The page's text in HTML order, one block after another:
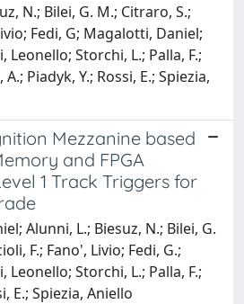
N.; Bilei, G. M.; Citraro, S.;
Fedi, G; Magalotti, Daniel;
Leonello; Storchi, L.; Palla, F.;
Piadyk, Y.; Rossi, E.; Spiezia,
Mezzanine based
and FPGA
1 Track Triggers for
Alunni, L.; Biesuz, N.; Bilei, G.
F.; Fano', Livio; Fedi, G.;
Leonello; Storchi, L.; Palla, F.;
E.; Spiezia, Aniello